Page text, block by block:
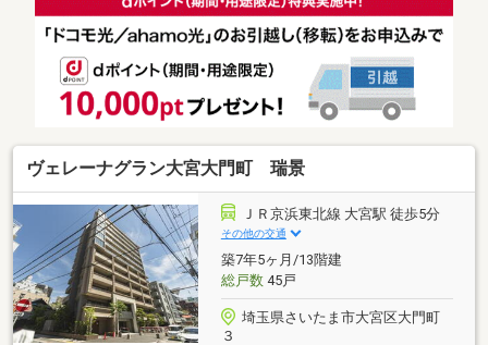
～～～～～～～～～
ヴェレーナグラン大宮大門町 瑞景
ＪＲ京浜東北線 大宮駅 徒歩5分
その他の交通
築7年5ヶ月/13階建
総戸数45戸
埼玉県さいたま市大宮区大門町
３